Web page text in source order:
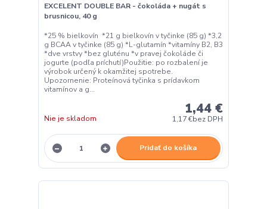
EXCELENT DOUBLE BAR - čokoláda + nugát s
brusnicou, 40 g
*25 % bielkovín *21 g bielkovín v tyčinke (85 g) *3,2
g BCAA v tyčinke (85 g) *L-glutamín *vitamíny B2, B3
*dve vrstvy *bez gluténu *v pravej čokoláde či
jogurte (podľa príchutí)Použitie: po rozbalení je
výrobok určený k okamžitej spotrebe.
Upozornenie: Proteínová tyčinka s prídavkom
vitamínov a g...
1,44 €
1,17 €bez DPH
Nie je skladom
Pridať do košíka